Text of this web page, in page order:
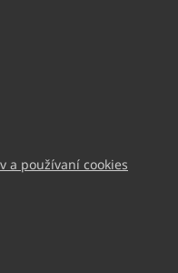
a používaní cookies